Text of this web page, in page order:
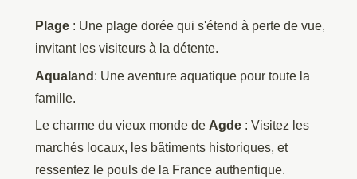
Plage : Une plage dorée qui s'étend à perte de vue,
invitant les visiteurs à la détente.
Aqualand : Une aventure aquatique pour toute la
famille.
Le charme du vieux monde de Agde : Visitez les
marchés locaux, les bâtiments historiques, et
ressentez le pouls de la France authentique.